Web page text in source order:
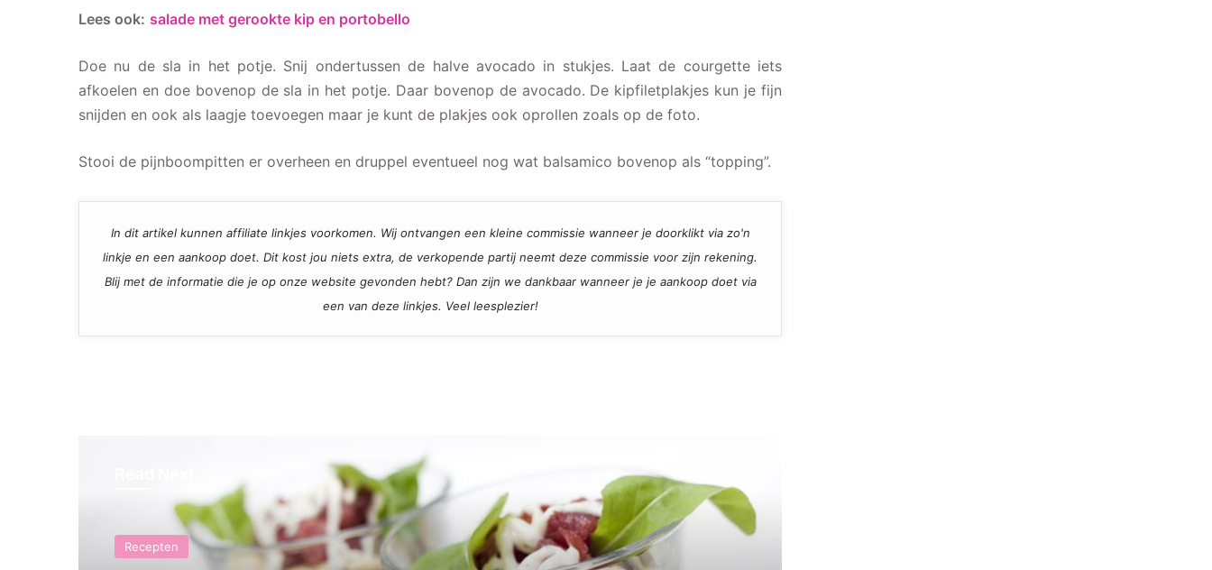
Lees ook: salade met gerookte kip en portobello
Doe nu de sla in het potje. Snij ondertussen de halve avocado in stukjes. Laat de courgette iets
afkoelen en doe bovenop de sla in het potje. Daar bovenop de avocado. De kipfiletplakjes kun je fijn
snijden en ook als laagje toevoegen maar je kunt de plakjes ook oprollen zoals op de foto.
Stooi de pijnboompitten er overheen en druppel eventueel nog wat balsamico bovenop als “topping”.
In dit artikel kunnen affiliate linkjes voorkomen. Wij ontvangen een kleine commissie wanneer je doorklikt via zo'n
linkje en een aankoop doet. Dit kost jou niets extra, de verkopende partij neemt deze commissie voor zijn rekening.
Blij met de informatie die je op onze website gevonden hebt? Dan zijn we dankbaar wanneer je je aankoop doet via
een van deze linkjes. Veel leesplezier!
Recepten
Maak je tosti koolhydraatarm,
makkelijk én lekker
Bananencake zonder boter en suiker,